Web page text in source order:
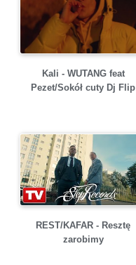
Kali - WUTANG feat
Pezet/Sokół cuty Dj Flip
REST/KAFAR - Resztę
zarobimy